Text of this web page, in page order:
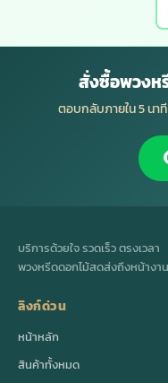
สั่งซื้อพวงห
ตอบกลับภายใน 5 นา
บริการด้วยใจ รวดเร็ว ตรงเวลา
พวงหรีดดอกไม้สดส่งถึงหน้างา
ลิงก์ด่วน
หน้าหลัก
สินค้าทั้งหมด